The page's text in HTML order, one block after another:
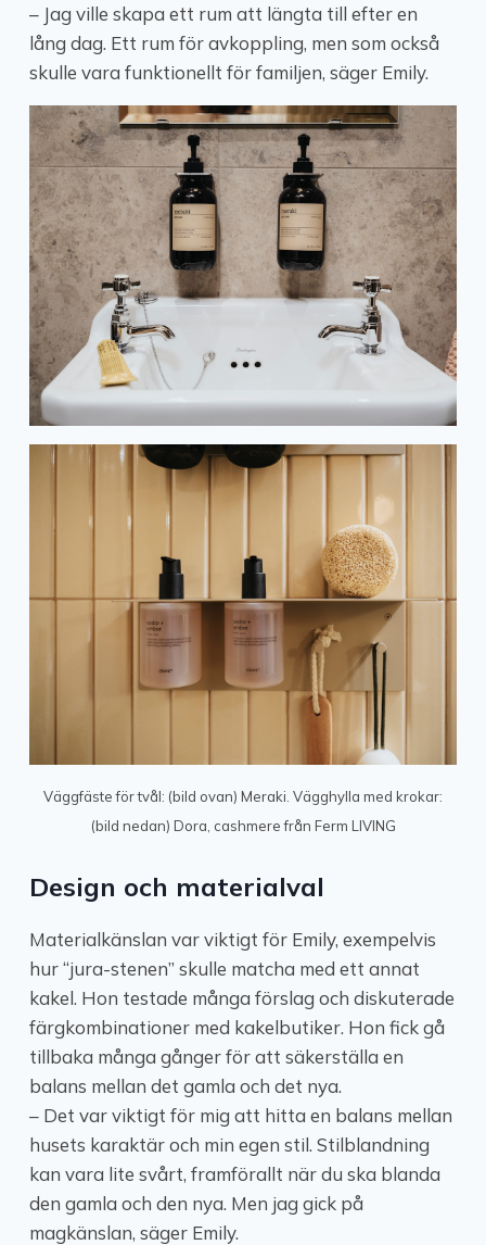
– Jag ville skapa ett rum att längta till efter en
lång dag. Ett rum för avkoppling, men som också
skulle vara funktionellt för familjen, säger Emily.
Väggfäste för tvål: (bild ovan) Meraki. Vägghylla med krokar:
(bild nedan) Dora, cashmere från Ferm LIVING
Design och materialval
Materialkänslan var viktigt för Emily, exempelvis
hur “jura-stenen” skulle matcha med ett annat
kakel. Hon testade många förslag och diskuterade
färgkombinationer med kakelbutiker. Hon fick gå
tillbaka många gånger för att säkerställa en
balans mellan det gamla och det nya.
– Det var viktigt för mig att hitta en balans mellan
husets karaktär och min egen stil. Stilblandning
kan vara lite svårt, framförallt när du ska blanda
den gamla och den nya. Men jag gick på
magkänslan, säger Emily.